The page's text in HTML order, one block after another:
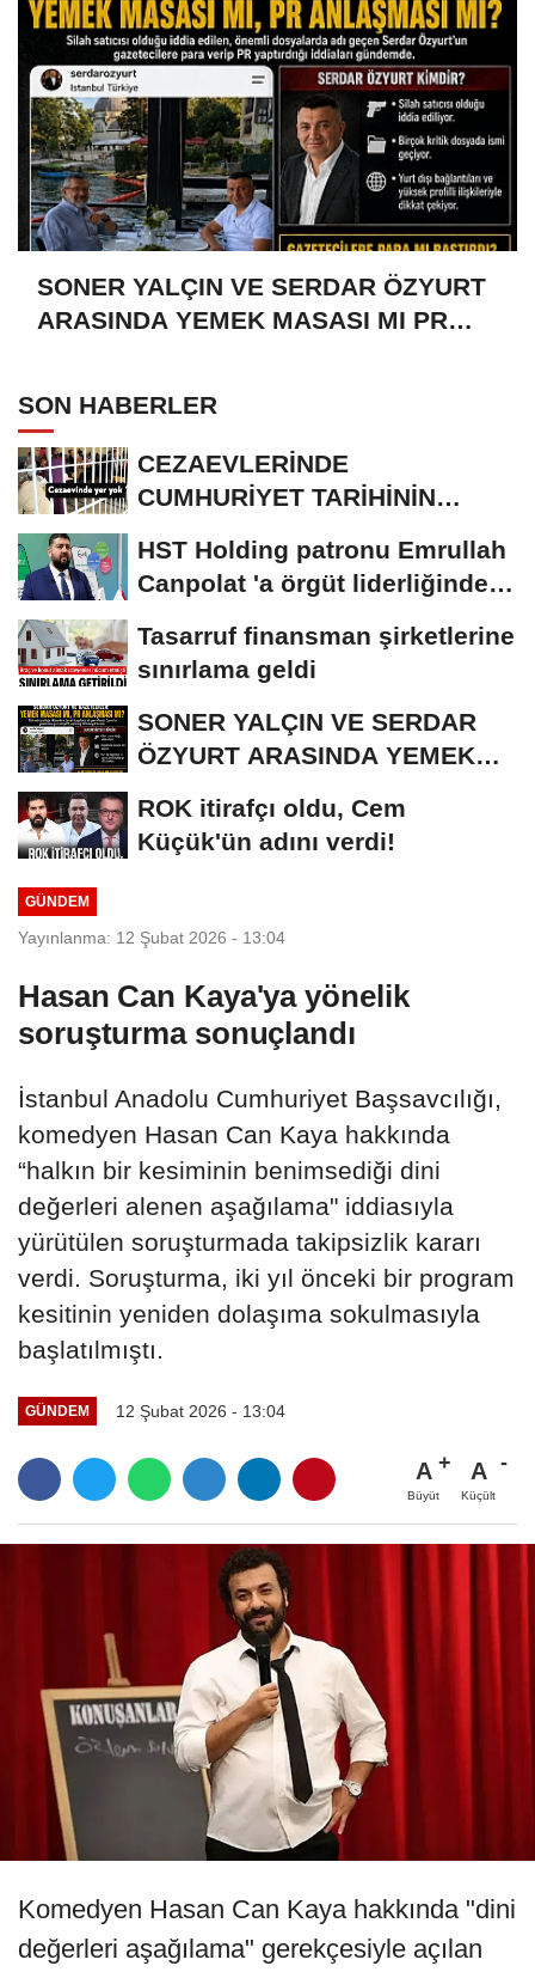
SONER YALÇIN VE SERDAR ÖZYURT
ARASINDA YEMEK MASASI MI PR
SON HABERLER
CEZAEVLERİNDE
CUMHURİYET TARİHİNİN
KİŞİ...
HST Holding patronu Emrullah
Canpolat 'a örgüt liderliğinden
Tasarruf finansman şirketlerine
sınırlama geldi
SONER YALÇIN VE SERDAR
ÖZYURT ARASINDA YEMEK
ROK itirafçı oldu, Cem
Küçük'ün adını verdi!
GÜNDEM
Yayınlanma: 12 Şubat 2026 - 13:04
Hasan Can Kaya'ya yönelik
soruşturma sonuçlandı
İstanbul Anadolu Cumhuriyet Başsavcılığı,
komedyen Hasan Can Kaya hakkında
“halkın bir kesiminin benimsediği dini
değerleri alenen aşağılama" iddiasıyla
yürütülen soruşturmada takipsizlik kararı
verdi. Soruşturma, iki yıl önceki bir program
kesitinin yeniden dolaşıma sokulmasıyla
başlatılmıştı.
GÜNDEM 12 Şubat 2026 - 13:04
A
Büyüt
A
Küçült
Komedyen Hasan Can Kaya hakkında "dini
değerleri aşağılama" gerekçesiyle açılan